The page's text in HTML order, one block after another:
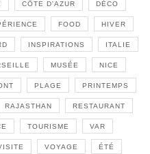
CÔTE D'AZUR DÉCO
FOOD HIVER
INSPIRATIONS ITALIE
MUSÉE NICE
PLAGE PRINTEMPS
RAJASTHAN RESTAURANT
TOURISME VAR
VOYAGE ÉTÉ